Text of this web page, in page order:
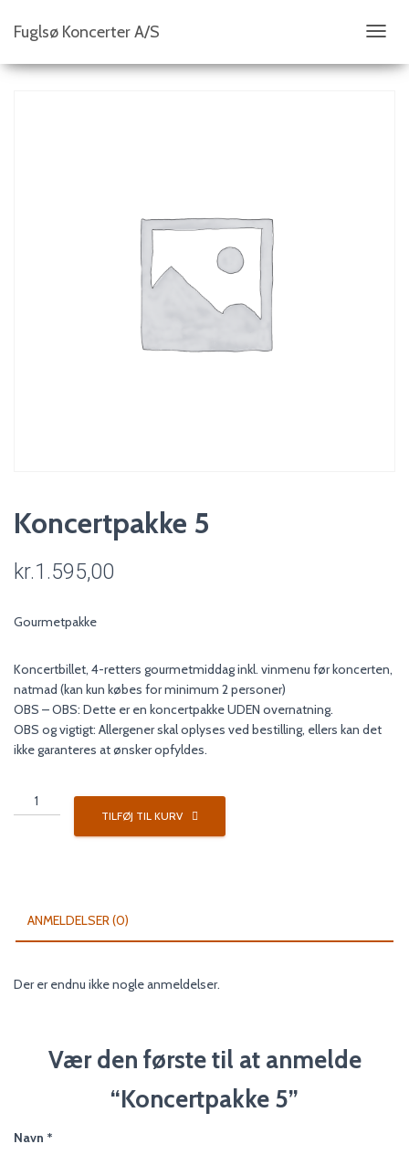
Fuglsø Koncerter A/S
K
Koncertpakke 5
kr.1.595,00
Gourmetpakke
Koncertbillet, 4-retters gourmetmiddag inkl. vinmenu før koncerten,
natmad (kan kun købes for minimum 2 personer)
OBS – OBS: Dette er en koncertpakke UDEN overnatning.
OBS og vigtigt: Allergener skal oplyses ved bestilling, ellers kan det
ikke garanteres at ønsker opfyldes.
Koncertpakke
5
TILFØJ TIL KURV
ANMELDELSER (0)
Der er endnu ikke nogle anmeldelser.
Vær den første til at anmelde
“Koncertpakke 5”
Navn *